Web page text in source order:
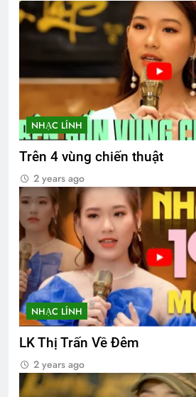
NHẠC LÍNH
Trên 4 vùng chiến thuật
2 years ago
NHẠC LÍNH
LK Thị Trấn Về Đêm
2 years ago